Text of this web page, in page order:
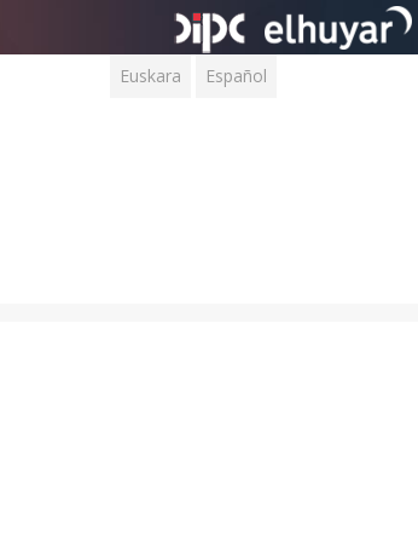
Euskara Español